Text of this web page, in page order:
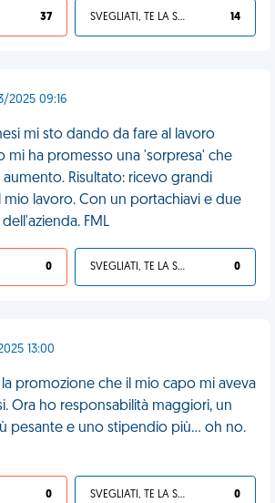
37 SVEGLIATI, TE LA SEI CERCATA! 14
2025 09:16
mi sto dando da fare al lavoro
mi ha promesso una 'sorpresa' che
Risultato: ricevo grandi
lavoro. Con un portachiavi e due
FML
0 SVEGLIATI, TE LA SEI CERCATA! 0
13:00
promozione che il mio capo mi aveva
Ora ho responsabilità maggiori, un
pesante e uno stipendio più... oh no.
0 SVEGLIATI, TE LA SEI CERCATA! 0